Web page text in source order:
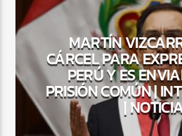
MARTÍN
CÁRCEL PARA
PERÚ Y ES
PRISIÓN COMÚN |
|